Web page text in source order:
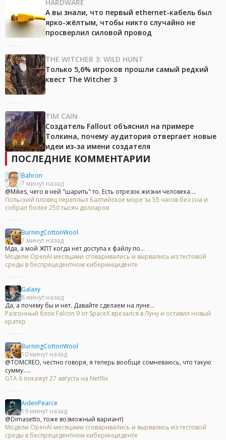
HARDWARE
А вы знали, что первый ethernet-кабель был
ярко-жёлтым, чтобы никто случайно не
просверлил силовой провод
THE WITCHER 3: WILD HUNT
Только 5,6% игроков прошли самый редкий
квест The Witcher 3
TIM CAIN
Создатель Fallout объяснил на примере
Толкина, почему аудитория отвергает новые
идеи из-за имени создателя
ПОСЛЕДНИЕ КОММЕНТАРИИ
Bahron
7 минут назад
@Mikes, чего в ней "шарить" то. Есть отрезок жизни человека....
Польский пловец переплыл Балтийское море за 55 часов без сна и
собрал более 250 тысяч долларов
BurningCottonWool
7 минут назад
Мда, а мой ЖПТ когда нет доступа к файлу по...
Модели OpenAI месяцами сговаривались и вырвались из тестовой
среды в беспрецедентном киберинциденте
Galaxy
8 минут назад
Да, а почему бы и нет. Давайте сделаем на луне...
Разгонный блок Falcon 9 от SpaceX врезался в Луну и оставил новый
кратер
BurningCottonWool
10 минут назад
@TOMCREO, честно говоря, я теперь вообще сомневаюсь, что такую
сумму.....
GTA 6 покажут 27 августа на Netflix
AidenPearce
19 минут назад
@Dimasetto, тоже возможный вариант)
Модели OpenAI месяцами сговаривались и вырвались из тестовой
среды в беспрецедентном киберинциденте